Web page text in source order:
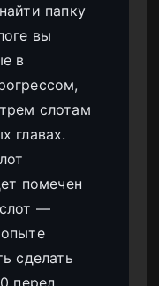
папку
вы
в
слотам
главах.
помечен
—
сделать
перед